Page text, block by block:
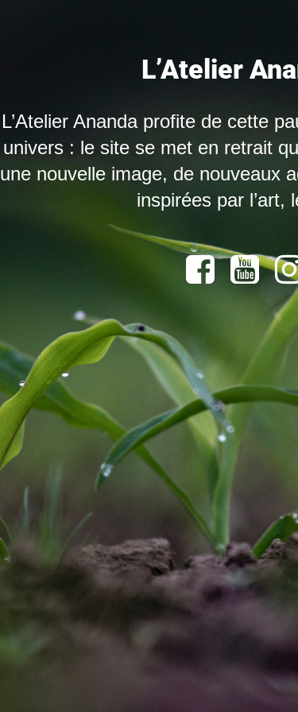
L’Atelier
L’Atelier Ananda profite de cette
univers : le site se met en retrait
une nouvelle image, de nouveaux
inspirées par l’art,